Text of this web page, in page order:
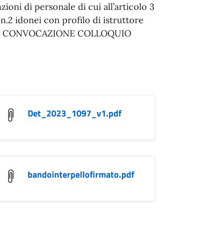
di personale di cui all’articolo 3
n.2 idonei con profilo di istruttore
COLLOQUIO
Det_2023_1097_v1.pdf
bandointerpellofirmato.pdf